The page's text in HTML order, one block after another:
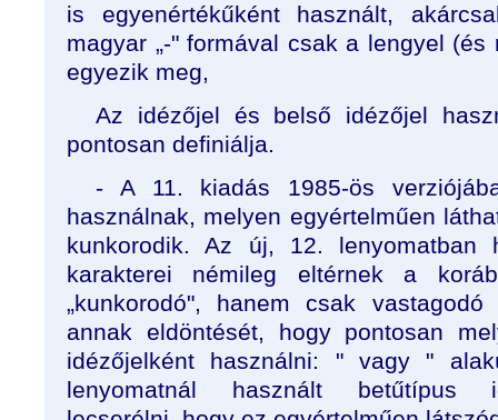
is egyenértékűként használt,
magyar „-" formával csak a lengyel
egyezik meg,
Az idézőjel és belső idézőjel
pontosan definiálja.
- A 11. kiadás 1985-ös
használnak, melyen egyértelműen
kunkorodik. Az új, 12. lenyomatban
karakterei némileg eltérnek a
„kunkorodó", hanem csak
annak eldöntését, hogy pontosan
idézőjelként használni: " vagy "
lenyomatnál használt betűtípus